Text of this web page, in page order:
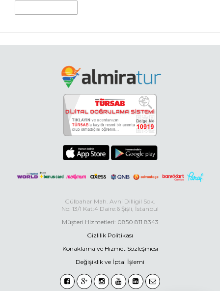
Gülbahar Mah. Avni Dilligil Sok.
No: 13/1 Kat:4 Daire:6 Şişli, İstanbul
Müşteri Hizmetleri: 0850 811 8343
Gizlilik Politikası
Konaklama ve Hizmet Sözleşmesi
Değişiklik ve İptal İşlemi